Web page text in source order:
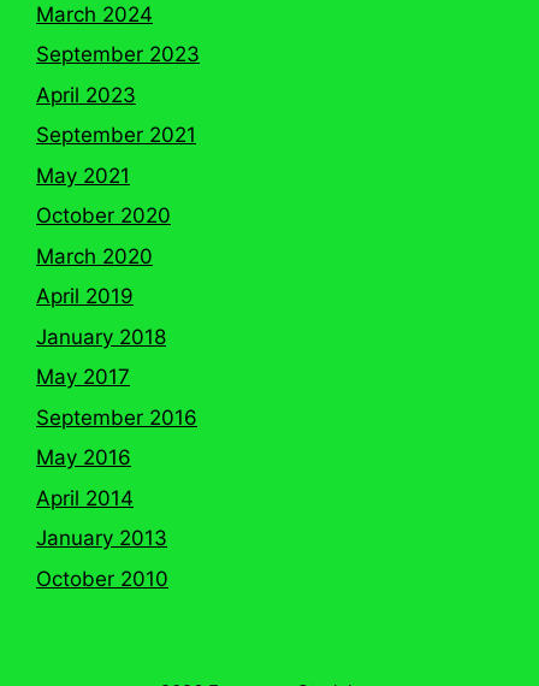
March 2024
September 2023
April 2023
September 2021
May 2021
October 2020
March 2020
April 2019
January 2018
May 2017
September 2016
May 2016
April 2014
January 2013
October 2010